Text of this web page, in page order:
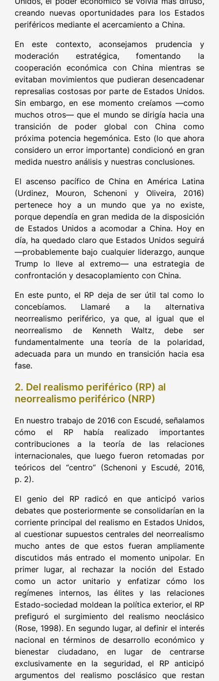
creando nuevas oportunidades para los Estados
periféricos mediante el acercamiento a China.
En este contexto, aconsejamos prudencia y
moderación estratégica, fomentando la
cooperación económica con China mientras se
evitaban movimientos que pudieran desencadenar
represalias costosas por parte de Estados Unidos.
Sin embargo, en ese momento creíamos —como
muchos otros— que el mundo se dirigía hacia una
transición de poder global con China como
próxima potencia hegemónica. Esto (lo que ahora
considero un error importante) condicionó en gran
medida nuestro análisis y nuestras conclusiones.
El ascenso pacífico de China en América Latina
(Urdinez, Mouron, Schenoni y Oliveira, 2016)
pertenece hoy a un mundo que ya no existe,
porque dependía en gran medida de la disposición
de Estados Unidos a acomodar a China. Hoy en
día, ha quedado claro que Estados Unidos seguirá
—probablemente bajo cualquier liderazgo, aunque
Trump lo lleve al extremo— una estrategia de
confrontación y desacoplamiento con China.
En este punto, el RP deja de ser útil tal como lo
concebíamos. Llamaré a la alternativa
neorrealismo periférico, ya que, al igual que el
neorrealismo de Kenneth Waltz, debe ser
fundamentalmente una teoría de la polaridad,
adecuada para un mundo en transición hacia esa
fase.
2. Del realismo periférico (RP) al
neorrealismo periférico (NRP)
En nuestro trabajo de 2016 con Escudé, señalamos
cómo el RP había realizado importantes
contribuciones a la teoría de las relaciones
internacionales, que luego fueron retomadas por
teóricos del “centro” (Schenoni y Escudé, 2016,
p. 2).
El genio del RP radicó en que anticipó varios
debates que posteriormente se consolidarían en la
corriente principal del realismo en Estados Unidos,
al cuestionar supuestos centrales del neorrealismo
mucho antes de que estos fueran ampliamente
discutidos más entrado el momento unipolar. En
primer lugar, al rechazar la noción del Estado
como un actor unitario y enfatizar cómo los
regímenes internos, las élites y las relaciones
Estado-sociedad moldean la política exterior, el RP
prefiguró el surgimiento del realismo neoclásico
(Rose, 1998). En segundo lugar, al definir el interés
nacional en términos de desarrollo económico y
bienestar ciudadano, en lugar de centrarse
exclusivamente en la seguridad, el RP anticipó
argumentos del realismo posclásico que restan